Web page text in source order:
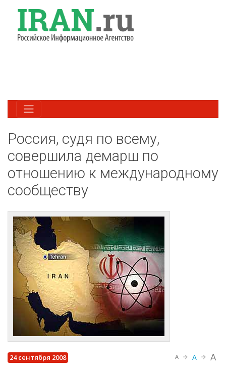
Россия, судя по всему,
совершила демарш по
отношению к международному
сообществу
24 сентября 2008 A A A